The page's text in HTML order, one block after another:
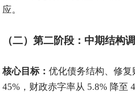
应。
（二）第二阶段：中期结构
核心目标： 优化债务结构、修复
45%，财政赤字率从 5.8% 降至